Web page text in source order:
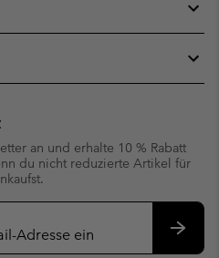
an und erhalte 10 % Rabatt
du nicht reduzierte Artikel für